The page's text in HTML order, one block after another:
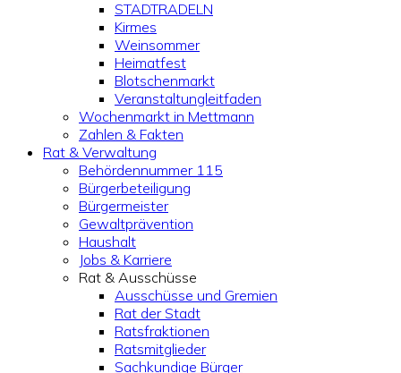
STADTRADELN
Kirmes
Weinsommer
Heimatfest
Blotschenmarkt
Veranstaltungleitfaden
Wochenmarkt in Mettmann
Zahlen & Fakten
Rat & Verwaltung
Behördennummer 115
Bürgerbeteiligung
Bürgermeister
Gewaltprävention
Haushalt
Jobs & Karriere
Rat & Ausschüsse
Ausschüsse und Gremien
Rat der Stadt
Ratsfraktionen
Ratsmitglieder
Sachkundige Bürger